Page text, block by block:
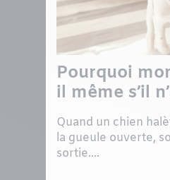
Pourquoi
il même s’il
Quand un chien
la gueule ouverte,
sortie....